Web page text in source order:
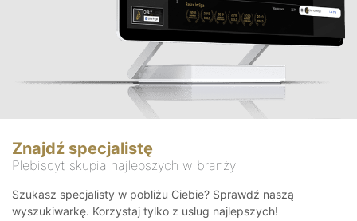
Znajdź specjalistę
Plebiscyt skupia najlepszych w branży
Szukasz specjalisty w pobliżu Ciebie? Sprawdź naszą
wyszukiwarkę. Korzystaj tylko z usług najlepszych!